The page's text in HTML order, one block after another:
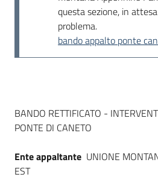
questa sezione, in
problema.
bando appalto ponte
Dati del bando
BANDO RETTIFICATO -
PONTE DI CANETO
Ente appaltante UNIONE
EST